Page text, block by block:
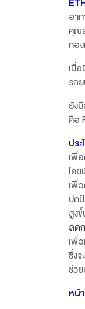
อา
คุณ
ทอ
เมื่
รถ
ยัง
คือ
ปร
เพื่
โด
เพื่
ปก
สูง
ลด
เพื่
ซึ่ง
ช่ว
หน้